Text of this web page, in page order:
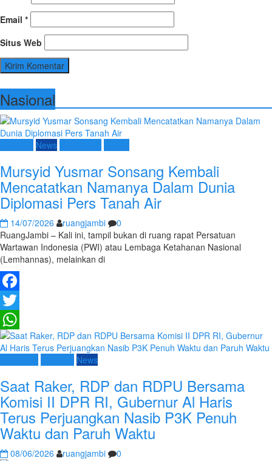
Email *
Situs Web
Nasional
News
Mursyid Yusmar Sonsang Kembali
Mencatatkan Namanya Dalam Dunia
Diplomasi Pers Tanah Air
14/07/2026 ruangjambi
0
RuangJambi – Kali ini, tampil bukan di ruang rapat Persatuan
Wartawan Indonesia (PWI) atau Lembaga Ketahanan Nasional
(Lemhannas), melainkan di
Facebook
Twitter
WhatsApp
News
Saat Raker, RDP dan RDPU Bersama
Komisi II DPR RI, Gubernur Al Haris
Terus Perjuangkan Nasib P3K Penuh
Waktu dan Paruh Waktu
08/06/2026 ruangjambi 0